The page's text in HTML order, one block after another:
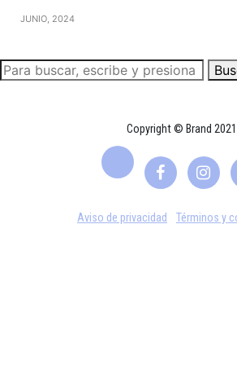
JUNIO, 2024
Copyright © Brand 2021
Aviso de privacidad Términos y